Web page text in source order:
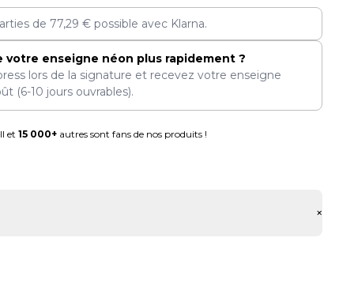
de 77,29€ possible avec Klarna.
votre enseigne néon plus rapidement ?
lors de la signature et recevez votre enseigne
(6-10 jours ouvrables).
et 15 000+autres sont fans de nos produits !
+